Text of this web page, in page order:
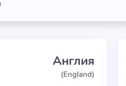
Англия
(England)